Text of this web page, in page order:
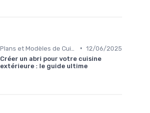
• 12/06/2025
Créer un abri pour votre cuisine
extérieure : le guide ultime